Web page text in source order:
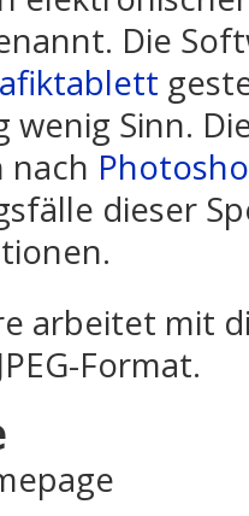
Die
wenig Sinn.
nach
dieser
arbeitet mit
Format.